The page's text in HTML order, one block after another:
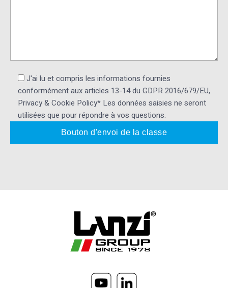
J'ai lu et compris les informations fournies
conformément aux articles 13-14 du GDPR 2016/679/EU,
Privacy & Cookie Policy* Les données saisies ne seront
utilisées que pour répondre à vos questions.